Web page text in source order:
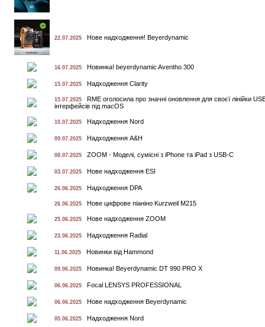
22.07.2025 Нове надходження! Beyerdynamic
16.07.2025 Новинка! beyerdynamic Aventho 300
15.07.2025 Надходження Clarity
15.07.2025
RME оголосила про значні оновлення для своєї лінійки
інтерфейсів під macOS
10.07.2025 Надходження Nord
09.07.2025 Надходження A&H
08.07.2025 ZOOM - Моделі, сумісні з iPhone та iPad з USB-C
03.07.2025 Нове надходження ESI
26.06.2025 Надходження DPA
26.06.2025 Нове цифрове піаніно Kurzweil M215
25.06.2025 Нове надходження ZOOM
23.06.2025 Надходження Radial
11.06.2025 Новинки від Hammond
09.06.2025 Новинка! Beyerdynamic DT 990 PRO X
06.06.2025 Focal LENSYS PROFESSIONAL
06.06.2025 Нове надходження Beyerdynamic
05.06.2025 Надходження Nord